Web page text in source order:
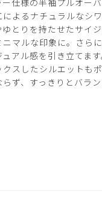
ー仕様の半袖プルオー
によるナチュラルなシ
ゆとりを持たせたサイ
ニマルな印象に。さら
ュアル感を引き立てま
クスしたシルエットも
らず、すっきりとバラ